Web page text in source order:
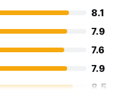
8.1
7.9
7.6
7.9
8.5